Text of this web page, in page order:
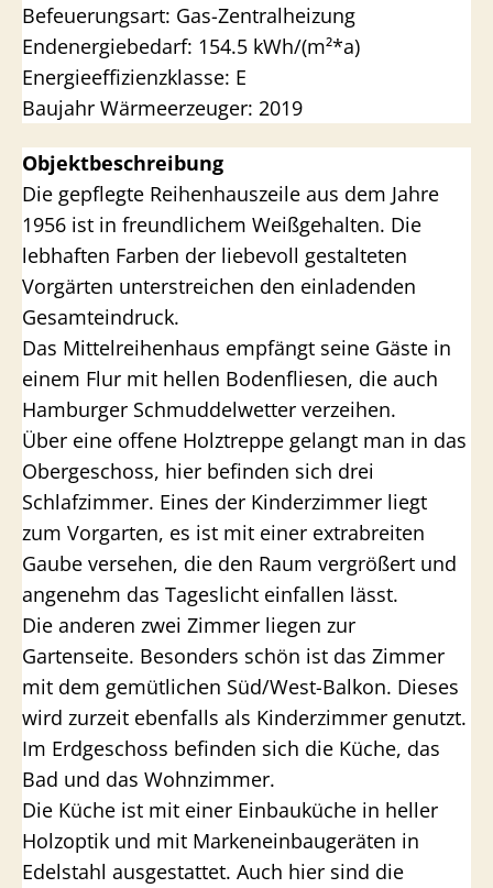
Befeuerungsart: Gas-Zentralheizung
Endenergiebedarf: 154.5 kWh/(m²*a)
Energieeffizienzklasse: E
Baujahr Wärmeerzeuger: 2019
Objektbeschreibung
Die gepflegte Reihenhauszeile aus dem Jahre
1956 ist in freundlichem Weißgehalten. Die
lebhaften Farben der liebevoll gestalteten
Vorgärten unterstreichen den einladenden
Gesamteindruck.
Das Mittelreihenhaus empfängt seine Gäste in
einem Flur mit hellen Bodenfliesen, die auch
Hamburger Schmuddelwetter verzeihen.
Über eine offene Holztreppe gelangt man in das
Obergeschoss, hier befinden sich drei
Schlafzimmer. Eines der Kinderzimmer liegt
zum Vorgarten, es ist mit einer extrabreiten
Gaube versehen, die den Raum vergrößert und
angenehm das Tageslicht einfallen lässt.
Die anderen zwei Zimmer liegen zur
Gartenseite. Besonders schön ist das Zimmer
mit dem gemütlichen Süd/West-Balkon. Dieses
wird zurzeit ebenfalls als Kinderzimmer genutzt.
Im Erdgeschoss befinden sich die Küche, das
Bad und das Wohnzimmer.
Die Küche ist mit einer Einbauküche in heller
Holzoptik und mit Markeneinbaugeräten in
Edelstahl ausgestattet. Auch hier sind die